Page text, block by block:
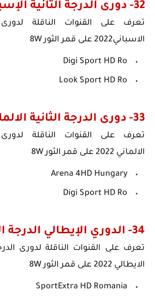
32- دورى الدرجة الثانية الإسباني 🇪🇸
تعرف على القنوات الناقلة لدورى
الاسباني2022 على قمر الثور 8W
Digi Sport HD Ro
Look Sport HD Ro
33- دورى الدرجة الثانية الالماني 🇩🇪
تعرف على القنوات الناقلة لدورى
الالماني
على قمر الثور 8W
Arena 4HD Hungary
Digi Sport HD Ro
34- الدوري الإيطالي الدرجة الثانية 🇮🇹
تعرف على القنوات الناقلة لدورى
الايطالي
على قمر الثور 8W
SportExtra HD Romania